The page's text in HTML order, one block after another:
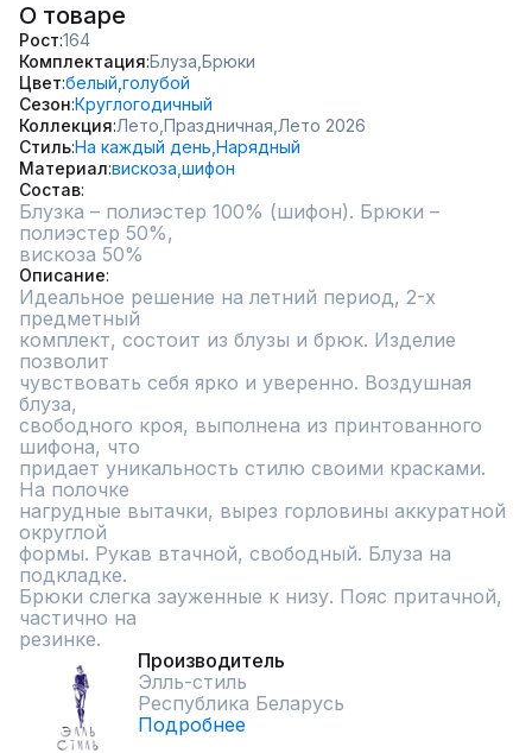
О товаре
Рост 164
Комплектация Блуза, Брюки
Цвет белый, голубой
Сезон Круглогодичный
Коллекция Лето, Праздничная, Лето 2026
СтильНа каждый день, Нарядный
Материал вискоза, шифон
Состав
Блузка – полиэстер 100% (шифон). Брюки –
полиэстер 50%,
вискоза 50%
Описание
Идеальное решение на летний период, 2-х
предметный
комплект, состоит из блузы и брюк. Изделие
позволит
чувствовать себя ярко и уверенно. Воздушная
блуза,
свободного кроя, выполнена из принтованного
шифона, что
придает уникальность стилю своими красками.
На полочке
нагрудные вытачки, вырез горловины аккуратной
округлой
формы. Рукав втачной, свободный. Блуза на
подкладке.
Брюки слегка зауженные к низу. Пояс притачной,
частично на
резинке.
Производитель
Элль-стиль
Республика Беларусь
Подробнее